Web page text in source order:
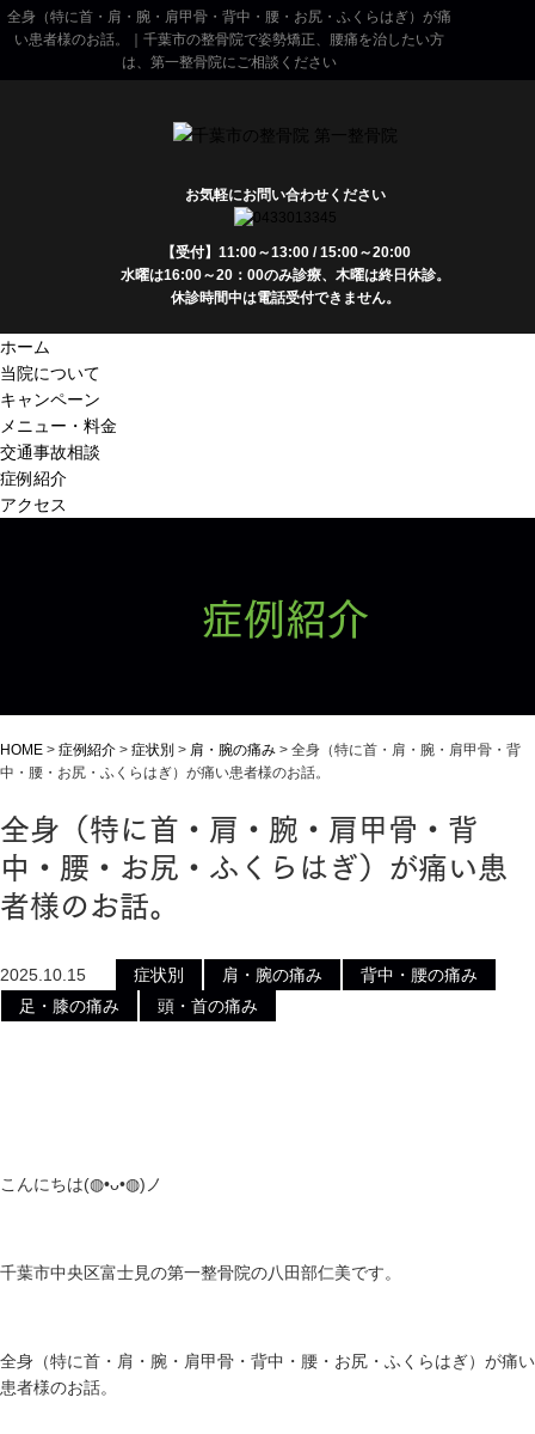
全身（特に首・肩・腕・肩甲骨・背中・腰・お尻・ふくらはぎ）が痛
い患者様のお話。｜千葉市の整骨院で姿勢矯正、腰痛を治したい方
は、第一整骨院にご相談ください
お気軽にお問い合わせください
【受付】11:00～13:00 / 15:00～20:00
水曜は16:00～20：00のみ診療、木曜は終日休診。
休診時間中は電話受付できません。
ホーム
当院について
キャンペーン
メニュー・料金
交通事故相談
症例紹介
アクセス
症例紹介
HOME > 症例紹介 > 症状別 > 肩・腕の痛み > 全身（特に首・肩・腕・肩甲骨・背
中・腰・お尻・ふくらはぎ）が痛い患者様のお話。
全身（特に首・肩・腕・肩甲骨・背
中・腰・お尻・ふくらはぎ）が痛い患
者様のお話。
2025.10.15 症状別 肩・腕の痛み
背中・腰の痛み
足・膝の痛み
頭・首の痛み
こんにちは(⁠◍⁠•⁠ᴗ⁠•⁠◍⁠)ノ
千葉市中央区富士見の第一整骨院の八田部仁美です。
全身（特に首・肩・腕・肩甲骨・背中・腰・お尻・ふくらはぎ）が痛い
患者様のお話。